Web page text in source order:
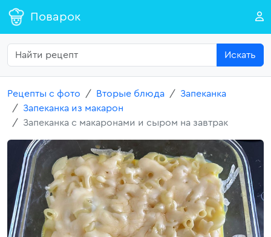
Поварок
Искать
Рецепты с фото Вторые блюда
Запеканка
Запеканка из макарон
Запеканка с макаронами и сыром на завтрак